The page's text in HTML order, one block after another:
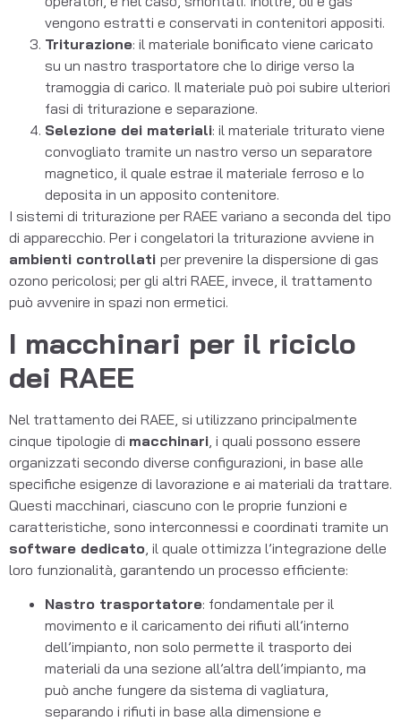
vengono estratti e conservati in contenitori appositi.
Triturazione: il materiale bonificato viene caricato
su un nastro trasportatore che lo dirige verso la
tramoggia di carico. Il materiale può poi subire ulteriori
fasi di triturazione e separazione.
Selezione dei materiali: il materiale triturato viene
convogliato tramite un nastro verso un separatore
magnetico, il quale estrae il materiale ferroso e lo
deposita in un apposito contenitore.
I sistemi di triturazione per RAEE variano a seconda del tipo
di apparecchio. Per i congelatori la triturazione avviene in
ambienti controllati per prevenire la dispersione di gas
ozono pericolosi; per gli altri RAEE, invece, il trattamento
può avvenire in spazi non ermetici.
I macchinari per il riciclo
dei RAEE
Nel trattamento dei RAEE, si utilizzano principalmente
cinque tipologie di macchinari , i quali possono essere
organizzati secondo diverse configurazioni, in base alle
specifiche esigenze di lavorazione e ai materiali da trattare.
Questi macchinari, ciascuno con le proprie funzioni e
caratteristiche, sono interconnessi e coordinati tramite un
software dedicato , il quale ottimizza l’integrazione delle
loro funzionalità, garantendo un processo efficiente:
Nastro trasportatore: fondamentale per il
movimento e il caricamento dei rifiuti all’interno
dell’impianto, non solo permette il trasporto dei
materiali da una sezione all’altra dell’impianto, ma
può anche fungere da sistema di vagliatura,
separando i rifiuti in base alla dimensione e